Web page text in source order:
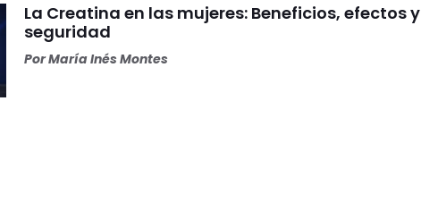
La Creatina en las mujeres: Beneficios, efectos y
seguridad
PorMaría Inés Montes